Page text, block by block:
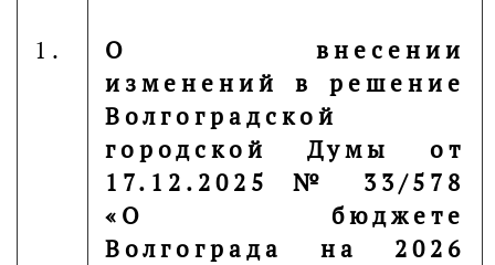
1.
О внесении
изменений в решение
Волгоградской
городской Думы от
17.12.2025 № 33/578
«О бюджете
Волгограда на 2026